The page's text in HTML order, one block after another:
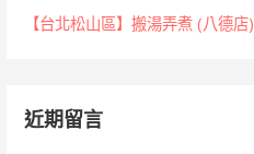
【台北松山區】搬湯弄煮 (八德店)
近期留言